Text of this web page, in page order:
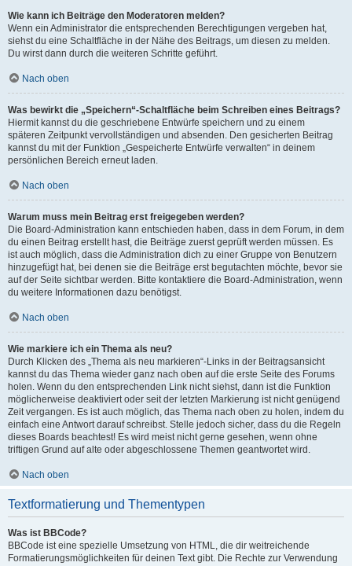
Wie kann ich Beiträge den Moderatoren melden?
Wenn ein Administrator die entsprechenden Berechtigungen vergeben hat,
siehst du eine Schaltfläche in der Nähe des Beitrags, um diesen zu melden.
Du wirst dann durch die weiteren Schritte geführt.
Nach oben
Was bewirkt die „Speichern“-Schaltfläche beim Schreiben eines Beitrags?
Hiermit kannst du die geschriebene Entwürfe speichern und zu einem
späteren Zeitpunkt vervollständigen und absenden. Den gesicherten Beitrag
kannst du mit der Funktion „Gespeicherte Entwürfe verwalten“ in deinem
persönlichen Bereich erneut laden.
Nach oben
Warum muss mein Beitrag erst freigegeben werden?
Die Board-Administration kann entschieden haben, dass in dem Forum, in dem
du einen Beitrag erstellt hast, die Beiträge zuerst geprüft werden müssen. Es
ist auch möglich, dass die Administration dich zu einer Gruppe von Benutzern
hinzugefügt hat, bei denen sie die Beiträge erst begutachten möchte, bevor sie
auf der Seite sichtbar werden. Bitte kontaktiere die Board-Administration, wenn
du weitere Informationen dazu benötigst.
Nach oben
Wie markiere ich ein Thema als neu?
Durch Klicken des „Thema als neu markieren“-Links in der Beitragsansicht
kannst du das Thema wieder ganz nach oben auf die erste Seite des Forums
holen. Wenn du den entsprechenden Link nicht siehst, dann ist die Funktion
möglicherweise deaktiviert oder seit der letzten Markierung ist nicht genügend
Zeit vergangen. Es ist auch möglich, das Thema nach oben zu holen, indem du
einfach eine Antwort darauf schreibst. Stelle jedoch sicher, dass du die Regeln
dieses Boards beachtest! Es wird meist nicht gerne gesehen, wenn ohne
triftigen Grund auf alte oder abgeschlossene Themen geantwortet wird.
Nach oben
Textformatierung und Thementypen
Was ist BBCode?
BBCode ist eine spezielle Umsetzung von HTML, die dir weitreichende
Formatierungsmöglichkeiten für deinen Text gibt. Die Rechte zur Verwendung